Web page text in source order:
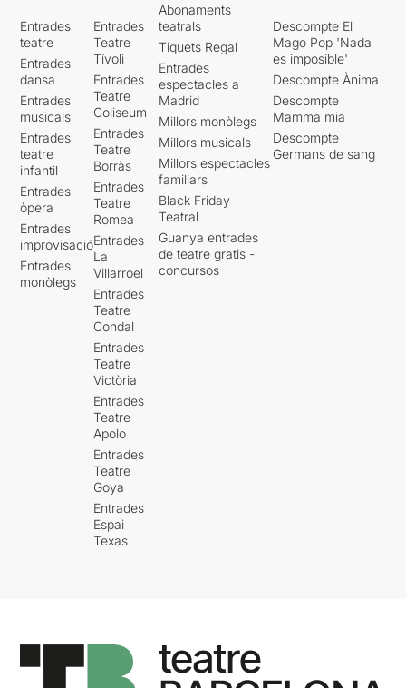
Entrades
teatre
Entrades
dansa
Entrades
musicals
Entrades
teatre
infantil
Entrades
òpera
Entrades
improvisació
Entrades
monòlegs
Entrades
Teatre
Tívoli
Entrades
Teatre
Coliseum
Entrades
Teatre
Borràs
Entrades
Teatre
Romea
Entrades
La
Villarroel
Entrades
Teatre
Condal
Entrades
Teatre
Victòria
Entrades
Teatre
Apolo
Entrades
Teatre
Goya
Entrades
Espai
Texas
Abonaments
teatrals
Tiquets Regal
Entrades
espectacles a
Madrid
Millors monòlegs
Millors musicals
Millors espectacles
familiars
Black Friday
Teatral
Guanya entrades
de teatre gratis -
concursos
Descompte El
Mago Pop 'Nada
es imposible'
Descompte Ànima
Descompte
Mamma mia
Descompte
Germans de sang